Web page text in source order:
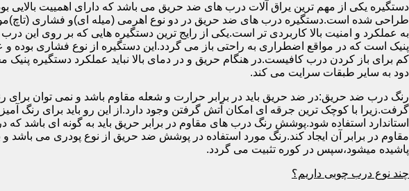
دستگیره یکی از مهم ترین یراق آلات درب های ضد حریق می باشد که دارای اهمییت بالایی
طراحی شده است.دستگیره درب های ضد حریق در دو نوع اهرمی (میله ای)و فشاری
به عملکرد و امنیت بالا کاربردی تر است.یکی از رایج ترین دستگیره هایی که بر روی این
پنیک است که در مواقع اضطراری به راحتی باز می گردد.این دستگیره از نوع فشاری بوده
کم برای باز کردن درب کافیست.در هنگام حریق و در دمای بالا نباید عملکرد دستگیره پنیک
دود به سایر طبقات سرایت می کند.
رنگ درب ضد حریق:در ضد حریق باید در برابر حرارت و شعله مقاوم باشد و نمی توان
گرفت.زیرا با کوچک ترین جرقه ای امکان آتش گرفتن وجود دارد.از این رو باید برای رنگ
استاندارد استفاده شود.پوشش رنگ درب های مقاوم در برابر حریق باید به گونه ای باشد که
مقاوم در برابر آن ایجاد کند.رنگ مورد استفاده در پوشش ضد حریق از نوع پودری می باشد
پاشیده میشود،سپس در کوره تثبیت می گردد.
چند نوع درب چوبی داریم؟